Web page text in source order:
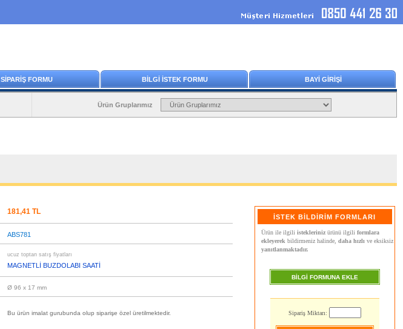
SİPARİŞ FORMU BİLGİ İSTEK FORMU BAYİ GİRİŞİ
Ürün Gruplarımız
181,41 TL
ABS781
ucuz toptan satış fiyatları
MAGNETLİ BUZDOLABI SAATİ
Ø 96 x 17 mm
Bu ürün imalat gurubunda olup siparişe özel üretilmektedir.
İSTEK BİLDİRİM FORMLARI
Ürün ile ilgili isteklerinizürünü ilgili formlara
ekleyerek bildirmeniz halinde, daha hızlı ve eksiksiz
yanıtlanmaktadır.
BİLGİ FORMUNA EKLE
Sipariş Miktarı: